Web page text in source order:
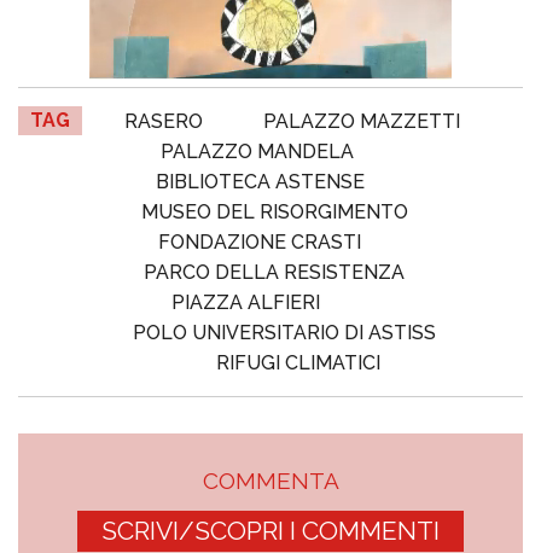
TAG RASERO
PALAZZO MAZZETTI
PALAZZO MANDELA
BIBLIOTECA ASTENSE
MUSEO DEL RISORGIMENTO
FONDAZIONE CRASTI
PARCO DELLA RESISTENZA
PIAZZA ALFIERI
POLO UNIVERSITARIO DI ASTISS
RIFUGI CLIMATICI
COMMENTA
SCRIVI/SCOPRI I COMMENTI